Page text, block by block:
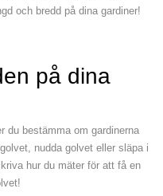
och bredd på dina gardiner!
på dina
du bestämma om gardinerna
nudda golvet eller släpa i
hur du mäter för att få en